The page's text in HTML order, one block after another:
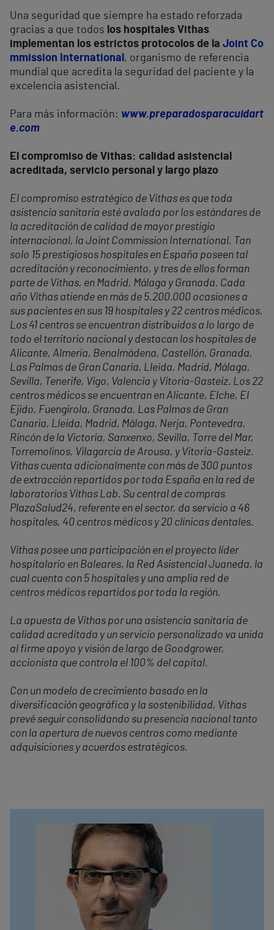
Una seguridad que siempre ha estado reforzada
gracias a que todos los hospitales Vithas
implementan los estrictos protocolos de la Joint Co
mmission International , organismo de referencia
mundial que acredita la seguridad del paciente y la
excelencia asistencial.
Para más información: www.preparadosparacuidart
e.com
El compromiso de Vithas: calidad asistencial
acreditada, servicio personal y largo plazo
El compromiso estratégico de Vithas es que toda
asistencia sanitaria esté avalada por los estándares de
la acreditación de calidad de mayor prestigio
internacional, la Joint Commission International. Tan
solo 15 prestigiosos hospitales en España poseen tal
acreditación y reconocimiento, y tres de ellos forman
parte de Vithas, en Madrid, Málaga y Granada. Cada
año Vithas atiende en más de 5.200.000 ocasiones a
sus pacientes en sus 19 hospitales y 22 centros médicos.
Los 41 centros se encuentran distribuidos a lo largo de
todo el territorio nacional y destacan los hospitales de
Alicante, Almería, Benalmádena, Castellón, Granada,
Las Palmas de Gran Canaria, Lleida, Madrid, Málaga,
Sevilla, Tenerife, Vigo, Valencia y Vitoria-Gasteiz. Los 22
centros médicos se encuentran en Alicante, Elche, El
Ejido, Fuengirola, Granada, Las Palmas de Gran
Canaria, Lleida, Madrid, Málaga, Nerja, Pontevedra,
Rincón de la Victoria, Sanxenxo, Sevilla, Torre del Mar,
Torremolinos, Vilagarcía de Arousa, y Vitoria-Gasteiz.
Vithas cuenta adicionalmente con más de 300 puntos
de extracción repartidos por toda España en la red de
laboratorios Vithas Lab. Su central de compras
PlazaSalud24, referente en el sector, da servicio a 46
hospitales, 40 centros médicos y 20 clínicas dentales.
Vithas posee una participación en el proyecto líder
hospitalario en Baleares, la Red Asistencial Juaneda, la
cual cuenta con 5 hospitales y una amplia red de
centros médicos repartidos por toda la región.
La apuesta de Vithas por una asistencia sanitaria de
calidad acreditada y un servicio personalizado va unida
al firme apoyo y visión de largo de Goodgrower,
accionista que controla el 100% del capital.
Con un modelo de crecimiento basado en la
diversificación geográfica y la sostenibilidad, Vithas
prevé seguir consolidando su presencia nacional tanto
con la apertura de nuevos centros como mediante
adquisiciones y acuerdos estratégicos.